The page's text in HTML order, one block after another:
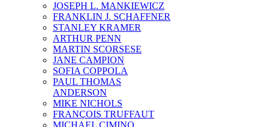
JOSEPH L. MANKIEWICZ
FRANKLIN J. SCHAFFNER
STANLEY KRAMER
ARTHUR PENN
MARTIN SCORSESE
JANE CAMPION
SOFIA COPPOLA
PAUL THOMAS
ANDERSON
MIKE NICHOLS
FRANÇOIS TRUFFAUT
MICHAEL CIMINO